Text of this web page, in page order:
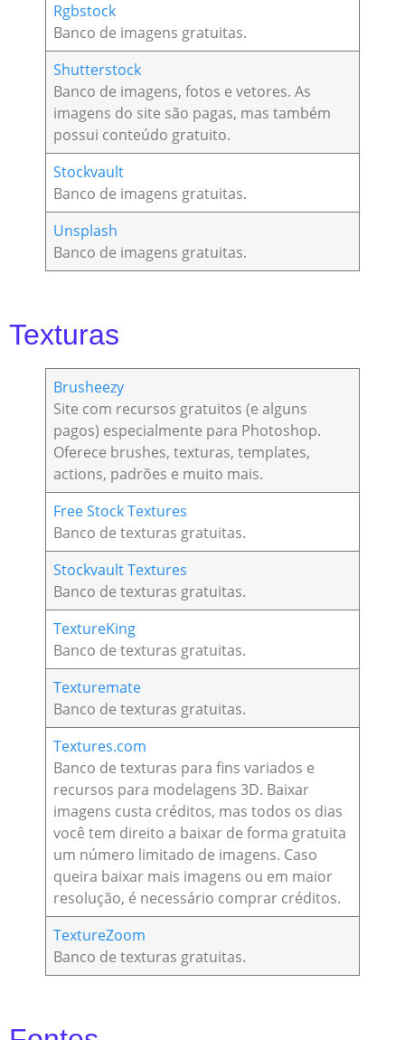
Rgbstock
Banco de imagens gratuitas.
Shutterstock
Banco de imagens, fotos e vetores. As
imagens do site são pagas, mas também
possui conteúdo gratuito.
Stockvault
Banco de imagens gratuitas.
Unsplash
Banco de imagens gratuitas.
Texturas
Brusheezy
Site com recursos gratuitos (e alguns
pagos) especialmente para Photoshop.
Oferece brushes, texturas, templates,
actions, padrões e muito mais.
Free Stock Textures
Banco de texturas gratuitas.
Stockvault Textures
Banco de texturas gratuitas.
TextureKing
Banco de texturas gratuitas.
Texturemate
Banco de texturas gratuitas.
Textures.com
Banco de texturas para fins variados e
recursos para modelagens 3D. Baixar
imagens custa créditos, mas todos os dias
você tem direito a baixar de forma gratuita
um número limitado de imagens. Caso
queira baixar mais imagens ou em maior
resolução, é necessário comprar créditos.
TextureZoom
Banco de texturas gratuitas.